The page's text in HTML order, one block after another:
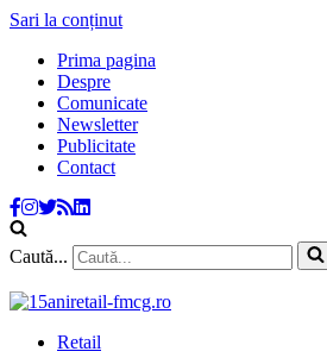
Sari la conținut
Prima pagina
Despre
Comunicate
Newsletter
Publicitate
Contact
Caută...
Retail